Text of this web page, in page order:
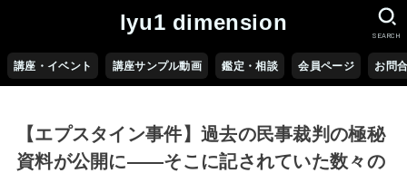
lyu1 dimension
講座・イベント 講座サンプル動画 鑑定・相談 会員ページ お問
SEARCH
【エプスタイン事件】過去の民事裁判の極秘
資料が公開に――そこに記されていた数々の